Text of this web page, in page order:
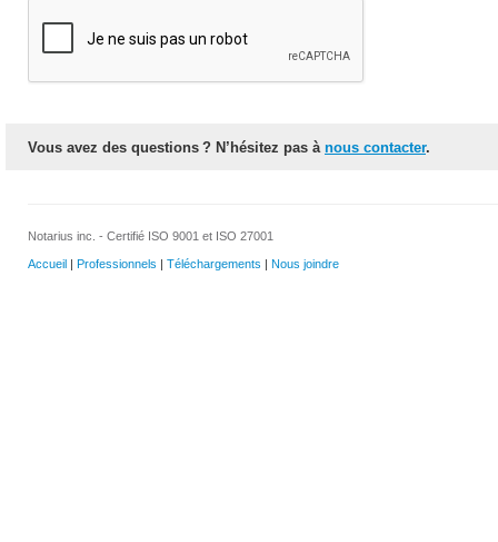
Vous avez des questions ? N’hésitez pas à nous contacter.
Notarius inc. - Certifié ISO 9001 et ISO 27001
Accueil | Professionnels | Téléchargements | Nous joindre